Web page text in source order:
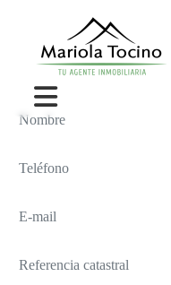
Nombre
Teléfono
E-mail
Referencia catastral